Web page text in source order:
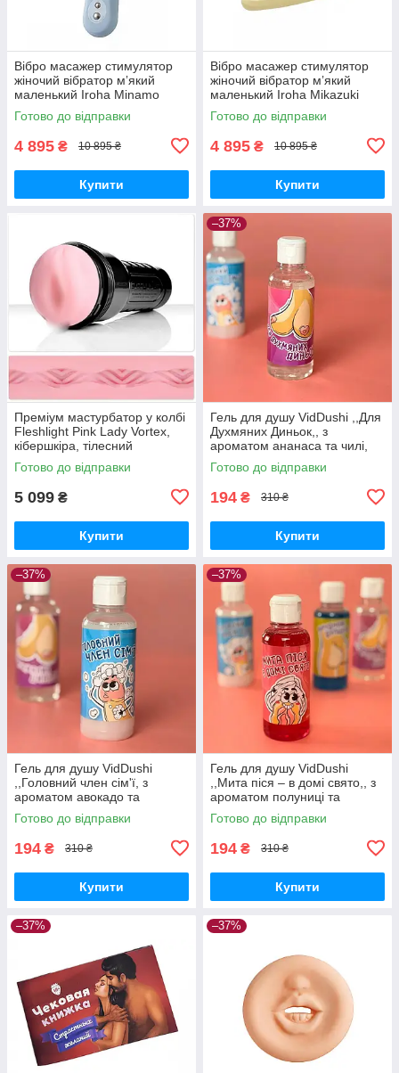
Вібро масажер стимулятор
жіночий вібратор мʼякий
маленький Iroha Minamo
Tenga Тенга медичний
силікон
Готово до відправки
4 895 ₴ 10 895 ₴
Купити
Вібро масажер стимулятор
жіночий вібратор мʼякий
маленький Iroha Mikazuki
Tenga Тенга медичний
силікон
Готово до відправки
4 895 ₴ 10 895 ₴
Купити
Преміум мастурбатор у колбі
Fleshlight Pink Lady Vortex,
кібершкіра, тілесний
Готово до відправки
5 099 ₴
Купити
–37%
Гель для душу VidDushi ,,Для
Духмяних Диньок,, з
ароматом ананаса та чилі,
200 мл Вібратори
мастурбатори секс-шоп
Готово до відправки
194 ₴ 310 ₴
Купити
–37%
Гель для душу VidDushi
,,Головний член сім'ї, з
ароматом авокадо та
гуарани, 200 мл Вібратори
мастурбатори секс-шоп
Готово до відправки
194 ₴ 310 ₴
Купити
–37%
Гель для душу VidDushi
,,Мита піся – в домі свято,, з
ароматом полуниці та
маскарпоне, 200 мл
Вібратори мастурбатори
Готово до відправки
194 ₴ 310 ₴
Купити
–37% –37%